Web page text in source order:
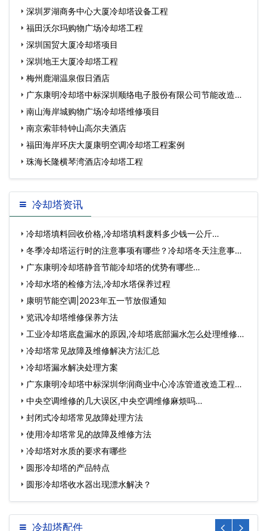
深圳罗湖商务中心大厦冷却塔设备工程
福田沃尔玛购物广场冷却塔工程
深圳国贸大厦冷却塔项目
深圳地王大厦冷却塔工程
梅州鹿湖温泉假日酒店
广东康明冷却塔中标深圳顺络电子股份有限公司节能改造工
程 南山海岸城购物广场冷却塔维修项目
南京索菲特钟山高尔夫酒店
福田海岸环庆大厦康明空调冷却塔工程案例
珠海长隆横琴湾酒店冷却塔工程
冷却塔资讯
冷却塔填料回收价格,冷却塔填料废料多少钱一公斤…
冬季冷却塔运行时的注意事项有哪些？冷却塔冬天注意事
项…广东康明冷却塔静音节能冷却塔的优势有哪些…
冷却水塔的检修方法,冷却水塔保养过程
康明节能空调|2023年五一节放假通知
览讯冷却塔维修保养方法
工业冷却塔底盘漏水的原因,冷却塔底部漏水怎么处理维修…
冷却塔常见故障及维修解决方法汇总
冷却塔漏水解决处理方案
广东康明冷却塔中标深圳华润商业中心冷冻管道改造工程…
中央空调维修的几大误区,中央空调维修麻烦吗…
封闭式冷却塔常见故障处理方法
使用冷却塔常见的故障及维修方法
冷却塔对水质的要求有哪些
圆形冷却塔的产品特点
圆形冷却塔收水器出现漂水解决？
冷却塔配件